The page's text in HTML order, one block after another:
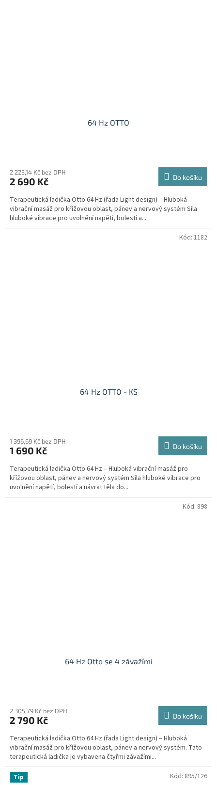
64 Hz OTTO
produktu
je
z
5
hvězdiček.
2 223,14 Kč bez DPH
2 690 Kč Do košíku
Terapeutická ladička Otto 64 Hz (řada Light design) – Hluboká
vibrační masáž pro křížovou oblast, pánev a nervový systém Síla
hluboké vibrace pro uvolnění napětí, bolestí a...
64 Hz OTTO - KS
1 396,69 Kč bez DPH
1 690 Kč Do košíku
Terapeutická ladička Otto 64 Hz – Hluboká vibrační masáž pro
křížovou oblast, pánev a nervový systém Síla hluboké vibrace pro
uvolnění napětí, bolestí a návrat těla do...
Kód: 1182
64 Hz Otto se 4 závažími
2 305,79 Kč bez DPH
2 790 Kč Do košíku
Terapeutická ladička Otto 64 Hz (řada Light design) – Hluboká
vibrační masáž pro křížovou oblast, pánev a nervový systém. Tato
terapeutická ladička je vybavena čtyřmi závažími...
Kód: 898
Tip Kód: 895/126